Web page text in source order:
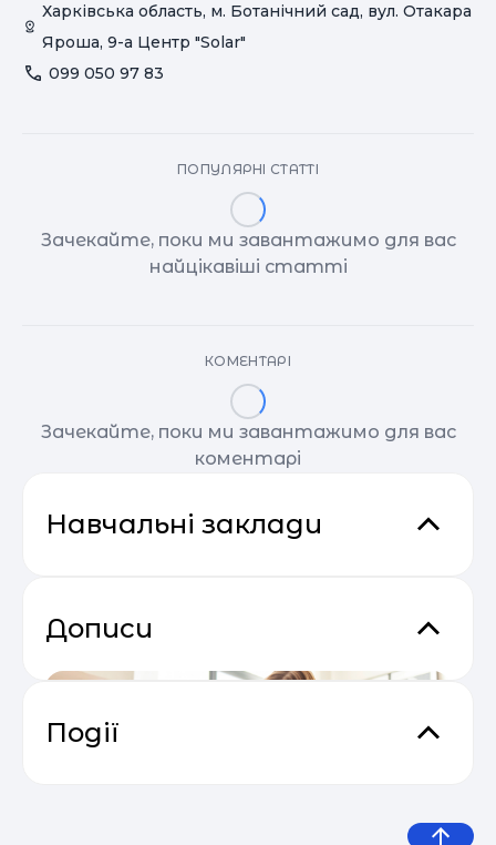
Харківська область, м. Ботанічний сад, вул. Отакара
Яроша, 9-а Центр "Solar"
099 050 97 83
ПОПУЛЯРНІ СТАТТІ
Зачекайте, поки ми завантажимо для вас
найцікавіші статті
КОМЕНТАРІ
Зачекайте, поки ми завантажимо для вас
коментарі
Навчальні заклади
Дописи
Події